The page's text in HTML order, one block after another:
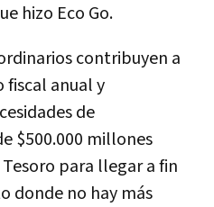
hizo Eco Go.
contribuyen a
fiscal anual y
de
$500.000 millones
para llegar a fin
donde no hay más